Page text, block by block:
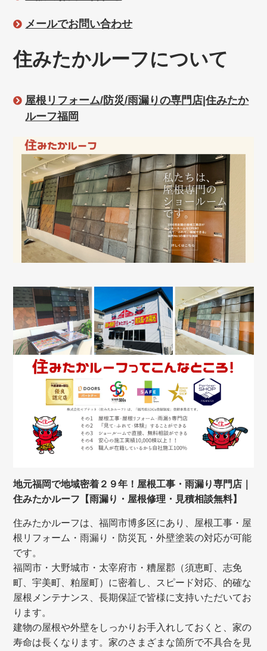
メールでお問い合わせ
住みたかルーフについて
屋根リフォーム/防災/雨漏りの専門店|住みたか
ルーフ福岡
地元福岡で地域密着２９年！屋根工事・雨漏り専門店｜
住みたかルーフ【雨漏り・屋根修理・見積相談無料】
住みたかルーフは、福岡市博多区にあり、屋根工事・屋
根リフォーム・雨漏り・防災瓦・外壁塗装の対応が可能
です。
福岡市・大野城市・太宰府市・糟屋郡（須恵町、志免
町、宇美町、粕屋町）に密着し、スピード対応、的確な
屋根メンテナンス、長期保証で皆様に支持いただいてお
ります。
建物の屋根や外壁をしっかりお手入れしておくと、家の
寿命は長くなります。家のさまざまな箇所で不具合を見